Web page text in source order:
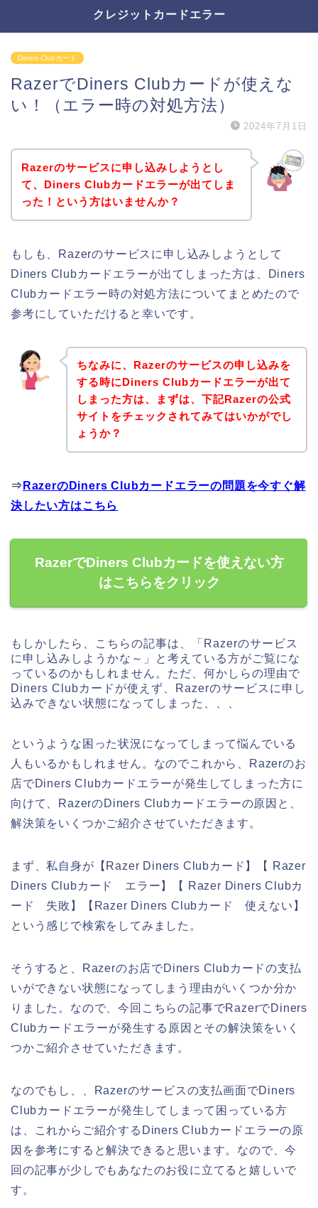
クレジットカードエラー
Diners Clubカード
RazerでDiners Clubカードが使えな
い！（エラー時の対処方法）
2024年7月1日
Razerのサービスに申し込みしようとし
て、Diners Clubカードエラーが出てしま
った！という方はいませんか？
もしも、Razerのサービスに申し込みしようとして
Diners Clubカードエラーが出てしまった方は、Diners
Clubカードエラー時の対処方法についてまとめたので
参考にしていただけると幸いです。
ちなみに、Razerのサービスの申し込みを
する時にDiners Clubカードエラーが出て
しまった方は、まずは、下記Razerの公式
サイトをチェックされてみてはいかがでし
ょうか？
⇒ RazerのDiners Clubカードエラーの問題を今すぐ解
決したい方はこちら
RazerでDiners Clubカードを使えない方
はこちらをクリック
もしかしたら、こちらの記事は、「Razerのサービス
に申し込みしようかな～」と考えている方がご覧にな
っているのかもしれません。ただ、何かしらの理由で
Diners Clubカードが使えず、Razerのサービスに申し
込みできない状態になってしまった、、、
というような困った状況になってしまって悩んでいる
人もいるかもしれません。なのでこれから、Razerのお
店でDiners Clubカードエラーが発生してしまった方に
向けて、RazerのDiners Clubカードエラーの原因と、
解決策をいくつかご紹介させていただきます。
まず、私自身が【Razer Diners Clubカード】【 Razer
Diners Clubカード エラー】【 Razer Diners Clubカ
ード 失敗】【Razer Diners Clubカード 使えない】
という感じで検索をしてみました。
そうすると、Razerのお店でDiners Clubカードの支払
いができない状態になってしまう理由がいくつか分か
りました。なので、今回こちらの記事でRazerでDiners
Clubカードエラーが発生する原因とその解決策をいく
つかご紹介させていただきます。
なのでもし、、Razerのサービスの支払画面でDiners
Clubカードエラーが発生してしまって困っている方
は、これからご紹介するDiners Clubカードエラーの原
因を参考にすると解決できると思います。なので、今
回の記事が少しでもあなたのお役に立てると嬉しいで
す。